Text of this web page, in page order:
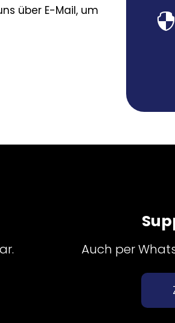
über E-Mail, um

Auch per